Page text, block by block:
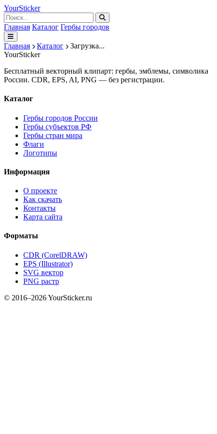
YourSticker
Главная Каталог Гербы городов
Главная Каталог
Загрузка...
YourSticker
Бесплатный векторный клипарт: гербы, эмблемы, символика
России. CDR, EPS, AI, PNG — без регистрации.
Каталог
Гербы городов России
Гербы субъектов РФ
Гербы стран мира
Флаги
Логотипы
Информация
О проекте
Как скачать
Контакты
Карта сайта
Форматы
CDR (CorelDRAW)
EPS (Illustrator)
SVG вектор
PNG растр
© 2016–2026 YourSticker.ru